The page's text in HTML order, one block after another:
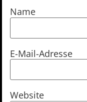
Name
E-Mail-Adresse
Website